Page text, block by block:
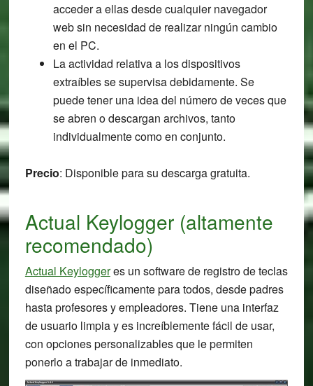
acceder a ellas desde cualquier navegador
web sin necesidad de realizar ningún cambio
en el PC.
La actividad relativa a los dispositivos
extraíbles se supervisa debidamente. Se
puede tener una idea del número de veces que
se abren o descargan archivos, tanto
individualmente como en conjunto.
Precio: Disponible para su descarga gratuita.
Actual Keylogger (altamente
recomendado)
Actual Keyloggeres un software de registro de teclas
diseñado específicamente para todos, desde padres
hasta profesores y empleadores. Tiene una interfaz
de usuario limpia y es increíblemente fácil de usar,
con opciones personalizables que le permiten
ponerlo a trabajar de inmediato.